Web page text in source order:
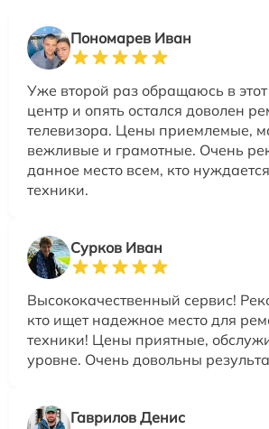
Пономарев Иван
Уже второй раз обращаюсь в
центр и опять остался доволен
телевизора. Цены приемлемые,
вежливые и грамотные. Очень
данное место всем, кто
техники.
Сурков Иван
Высококачественный сервис!
кто ищет надежное место для
техники! Цены приятные,
уровне. Очень довольны
Гаврилов Денис